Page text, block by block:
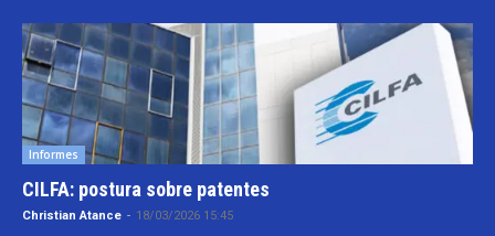
Informes
CILFA: postura sobre patentes
Christian Atance - 18/03/2026 15:45